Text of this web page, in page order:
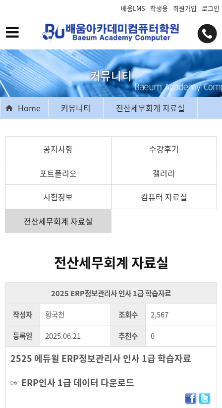
배움LMS 학생용 회원가입 로그인
커뮤니티
Home 커뮤니티 전산세무회계 자료실
공지사항 수강후기
포트폴리오 갤러리
시험정보 컴퓨터 자료실
전산세무회계 자료실
전산세무회계 자료실
2025 ERP정보관리사 인사 1급 학습자료
작성자
황국천 조회수
2,567
등록일
2025.06.21 추천수 0
2525 에듀윌 ERP정보관리사 인사 1급 학습자료
☞ERP인사 1급 데이터 다운로드